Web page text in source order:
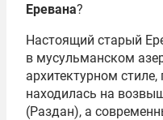
Еревана?
Настоящий старый
в мусульманском
архитектурном
находилась на
(Раздан), а